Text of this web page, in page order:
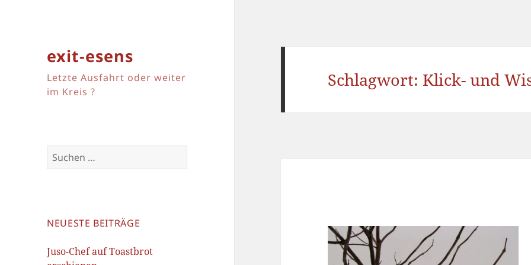
exit-esens
Letzte Ausfahrt oder weiter
im Kreis ?
Suchen
nach:
NEUESTE BEITRÄGE
Juso-Chef auf Toastbrot
Schlagwort: Klick- und